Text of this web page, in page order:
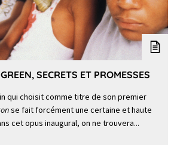
SECRETS ET PROMESSES
qui choisit comme titre de son premier
se fait forcément une certaine et haute
cet opus inaugural, on ne trouvera...